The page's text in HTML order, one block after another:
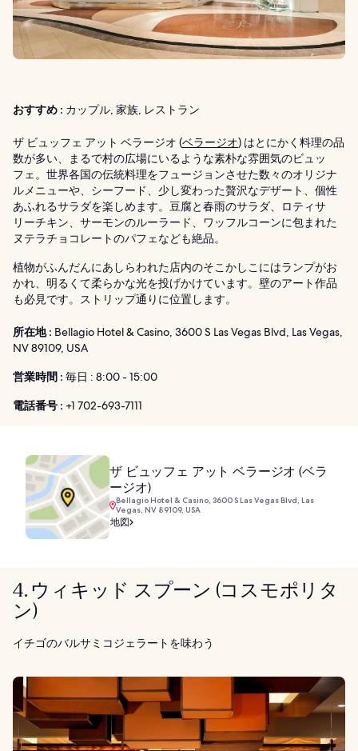
おすすめ : カップル, 家族, レストラン
ザ ビュッフェ アット ベラージオ (ベラージオ) はとにかく料理の品
数が多い、まるで村の広場にいるような素朴な雰囲気のビュッ
フェ。世界各国の伝統料理をフュージョンさせた数々のオリジナ
ルメニューや、シーフード、少し変わった贅沢なデザート、個性
あふれるサラダを楽しめます。豆腐と春雨のサラダ、ロティサ
リーチキン、サーモンのルーラード、ワッフルコーンに包まれた
ヌテラチョコレートのパフェなども絶品。
植物がふんだんにあしらわれた店内のそこかしこにはランプがお
かれ、明るくて柔らかな光を投げかけています。壁のアート作品
も必見です。ストリップ通りに位置します。
所在地 : Bellagio Hotel & Casino, 3600 S Las Vegas Blvd, Las Vegas,
NV 89109, USA
営業時間 : 毎日 : 8:00 - 15:00
電話番号 : +1 702-693-7111
ザ ビュッフェ アット ベラージオ (ベラ
ージオ)
Bellagio Hotel & Casino, 3600 S Las Vegas Blvd, Las
Vegas, NV 89109, USA
地図
4. ウィキッド スプーン (コスモポリタ
ン)
イチゴのバルサミコジェラートを味わう